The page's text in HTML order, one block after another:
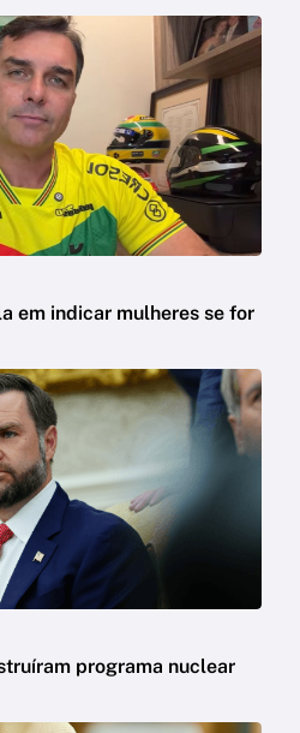
em indicar mulheres se for
programa nuclear